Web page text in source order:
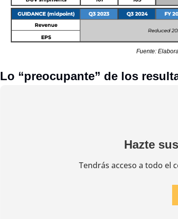
Fuente:
Lo “preocupante” de los
Hazte
Tendrás acceso a todo el